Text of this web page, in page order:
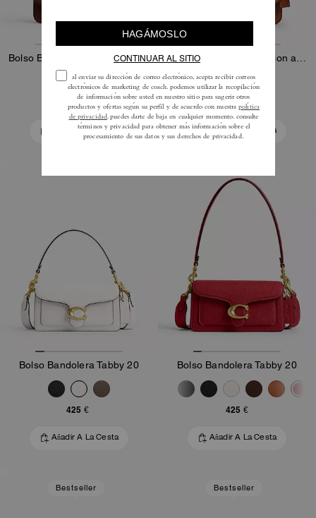
Bolso Bandolera Elora con Asa Superior
225 €
Añadir A La Cesta
225 €
Añadir A La Cesta
Bolso Bandolera Tabby 20
425 €
Añadir A La Cesta
Bolso Bandolera Tabby 20
425 €
Añadir A La Cesta
Bestseller Bestseller